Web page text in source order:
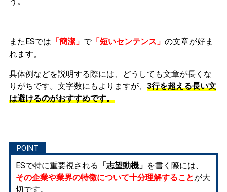
またESでは 「簡潔」 で「短いセンテンス」 の文章が好ま
れます。
具体例などを説明する際には、どうしても文章が長くな
りがちです。文字数にもよりますが、 3行を超える長い文
は避けるのがおすすめです。
ESで特に重要視される 「志望動機」 を書く際には、
その企業や業界の特徴について十分理解することが大
切です。